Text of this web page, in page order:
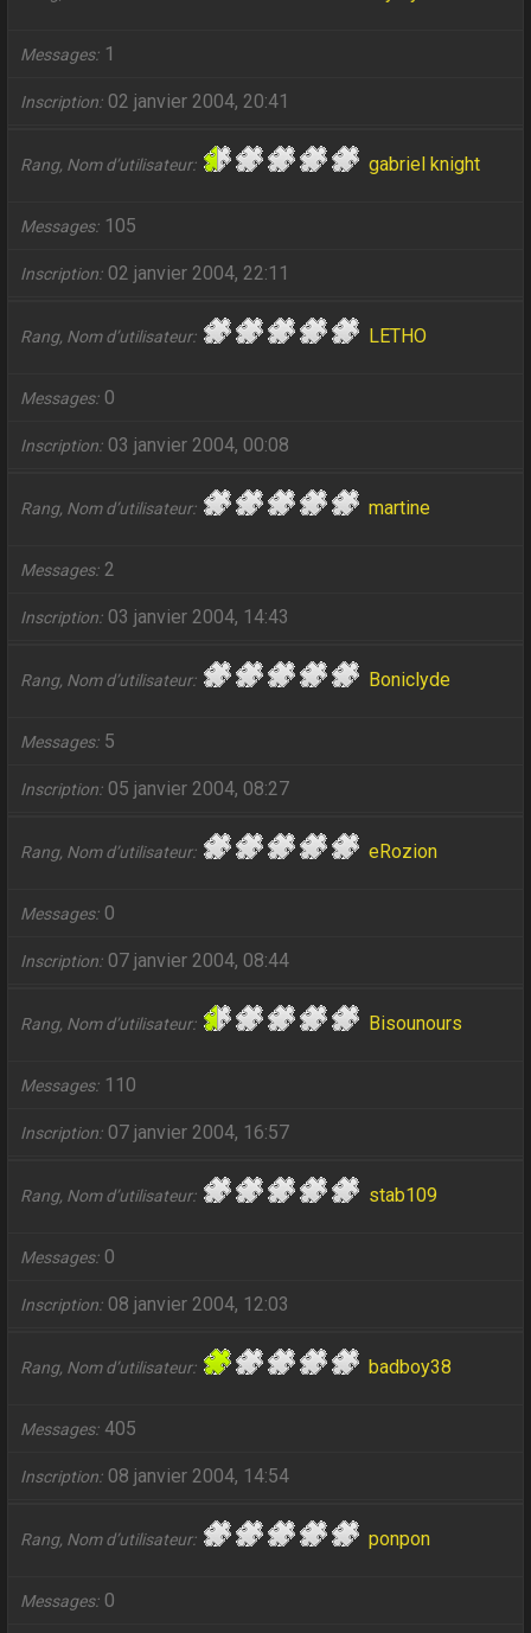
Messages 1
Inscription 02 janvier 2004, 20:41
Rang, Nom d’utilisateur gabriel knight
Messages 105
Inscription 02 janvier 2004, 22:11
Rang, Nom d’utilisateur LETHO
Messages 0
Inscription 03 janvier 2004, 00:08
Rang, Nom d’utilisateur martine
Messages 2
Inscription 03 janvier 2004, 14:43
Rang, Nom d’utilisateur Boniclyde
Messages 5
Inscription 05 janvier 2004, 08:27
Rang, Nom d’utilisateur eRozion
Messages 0
Inscription 07 janvier 2004, 08:44
Rang, Nom d’utilisateur Bisounours
Messages 110
Inscription 07 janvier 2004, 16:57
Rang, Nom d’utilisateur stab109
Messages 0
Inscription 08 janvier 2004, 12:03
Rang, Nom d’utilisateur badboy38
Messages 405
Inscription 08 janvier 2004, 14:54
Rang, Nom d’utilisateur ponpon
Messages 0